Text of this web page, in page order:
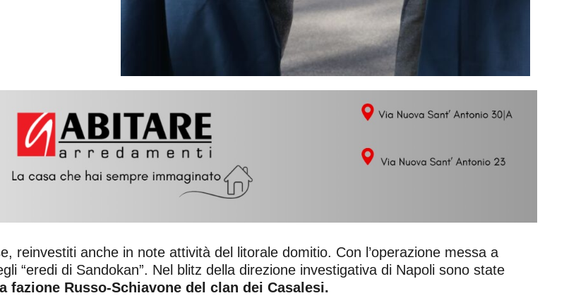
reinvestiti anche in note attività del litorale domitio. Con l’operazione messa a
“eredi di Sandokan”. Nel blitz della direzione investigativa di Napoli sono state
Russo-Schiavone del clan dei Casalesi.